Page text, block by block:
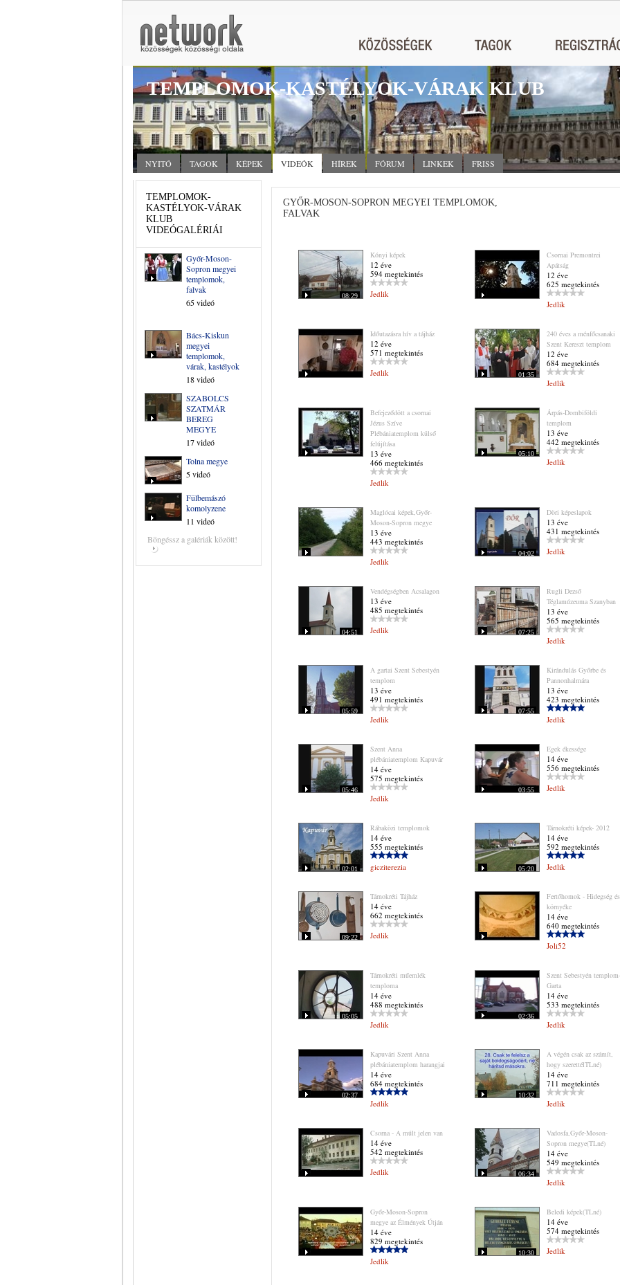
TEMPLOMOK-KASTÉLYOK-VÁRAK KLUB
NYITÓ TAGOK KÉPEK VIDEÓK HÍREK FÓRUM LINKEK FRISS
TEMPLOMOK-
KASTÉLYOK-VÁRAK
KLUB
VIDEÓGALÉRIÁI
Győr-Moson-
Sopron megyei
templomok,
falvak
65 videó
Bács-Kiskun
megyei
templomok,
várak, kastélyok
18 videó
SZABOLCS
SZATMÁR
BEREG
MEGYE
17 videó
Tolna megye
5 videó
Fülbemászó
komolyzene
11 videó
Böngéssz a galériák között!
GYŐR-MOSON-SOPRON MEGYEI TEMPLOMOK,
FALVAK
08:29
Kónyi képek
12 éve
594 megtekintés
Jedlik
Csornai Premontrei
Apátság
12 éve
625 megtekintés
Jedlik
Időutazásra hív a tájház
12 éve
571 megtekintés
Jedlik
01:35
240 éves a ménfőcsanaki
Szent Kereszt templom
12 éve
684 megtekintés
Jedlik
Befejeződött a csornai
Jézus Szíve
Plébániatemplom külső
felújítása
13 éve
466 megtekintés
Jedlik
05:10
Árpás-Dombiföldi
templom
13 éve
442 megtekintés
Jedlik
Maglócai képek,Győr-
Moson-Sopron megye
13 éve
443 megtekintés
Jedlik
04:02
Döri képeslapok
13 éve
431 megtekintés
Jedlik
04:51
Vendégségben Acsalagon
13 éve
485 megtekintés
Jedlik
07:25
Rugli Dezső
Téglamúzeuma Szanyban
13 éve
565 megtekintés
Jedlik
05:59
A gartai Szent Sebestyén
templom
13 éve
491 megtekintés
Jedlik
07:55
Kirándulás Győrbe és
Pannonhalmára
13 éve
423 megtekintés
Jedlik
05:46
Szent Anna
plébániatemplom Kapuvár
14 éve
575 megtekintés
Jedlik
03:55
Egek ékessége
14 éve
556 megtekintés
Jedlik
02:01
Rábaközi templomok
14 éve
555 megtekintés
gicziterezia
05:20
Tárnokréti képek- 2012
14 éve
592 megtekintés
Jedlik
09:22
Tárnokréti Tájház
14 éve
662 megtekintés
Jedlik
Fertőhomok - Hidegség és
környéke
14 éve
640 megtekintés
Joli52
05:05
Tárnokréti műemlék
temploma
14 éve
488 megtekintés
Jedlik
02:36
Szent Sebestyén templom-
Garta
14 éve
533 megtekintés
Jedlik
02:37
Kapuvári Szent Anna
plébániatemplom harangjai
14 éve
684 megtekintés
Jedlik
10:32
A végén csak az számít,
hogy szerettélTLné)
14 éve
711 megtekintés
Jedlik
Csorna - A múlt jelen van
14 éve
542 megtekintés
Jedlik
06:34
Vadosfa,Győr-Moson-
Sopron megye(TLné)
14 éve
549 megtekintés
Jedlik
Győr-Moson-Sopron
megye az Élmények Útján
14 éve
829 megtekintés
Jedlik
10:30
Beledi képek(TLné)
14 éve
574 megtekintés
Jedlik